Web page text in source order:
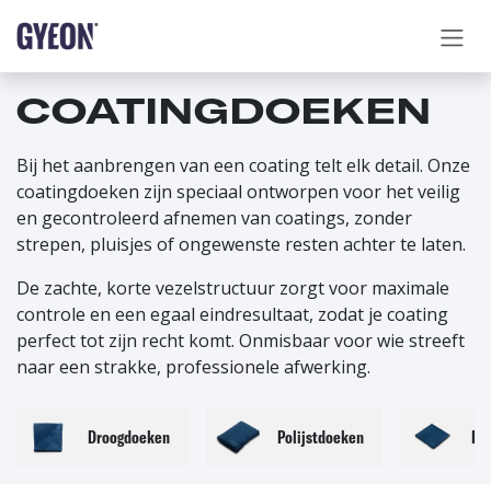
COATINGDOEKEN
Bij het aanbrengen van een coating telt elk detail. Onze
coatingdoeken zijn speciaal ontworpen voor het veilig
en gecontroleerd afnemen van coatings, zonder
strepen, pluisjes of ongewenste resten achter te laten.
De zachte, korte vezelstructuur zorgt voor maximale
controle en een egaal eindresultaat, zodat je coating
perfect tot zijn recht komt. Onmisbaar voor wie streeft
naar een strakke, professionele afwerking.
Droogdoeken Polijstdoeken